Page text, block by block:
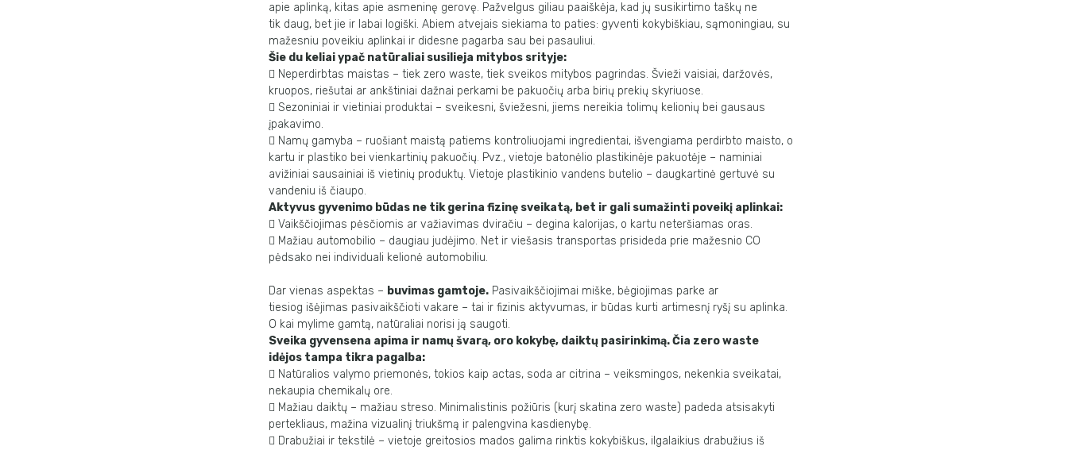
apie aplinką, kitas apie asmeninę gerovę. Pažvelgus giliau paaiškėja, kad jų susikirtimo taškų ne
tik daug, bet jie ir labai logiški. Abiem atvejais siekiama to paties: gyventi kokybiškiau, sąmoningiau, su
mažesniu poveikiu aplinkai ir didesne pagarba sau bei pasauliui.
Šie du keliai ypač natūraliai susilieja mitybos srityje:
 Neperdirbtas maistas – tiek zero waste, tiek sveikos mitybos pagrindas. Švieži vaisiai, daržovės,
kruopos, riešutai ar ankštiniai dažnai perkami be pakuočių arba birių prekių skyriuose.
 Sezoniniai ir vietiniai produktai – sveikesni, šviežesni, jiems nereikia tolimų kelionių bei gausaus
įpakavimo.
 Namų gamyba – ruošiant maistą patiems kontroliuojami ingredientai, išvengiama perdirbto maisto, o
kartu ir plastiko bei vienkartinių pakuočių. Pvz., vietoje batonėlio plastikinėje pakuotėje – naminiai
avižiniai sausainiai iš vietinių produktų. Vietoje plastikinio vandens butelio – daugkartinė gertuvė su
vandeniu iš čiaupo.
Aktyvus gyvenimo būdas ne tik gerina fizinę sveikatą, bet ir gali sumažinti poveikį aplinkai:
 Vaikščiojimas pėsčiomis ar važiavimas dviračiu – degina kalorijas, o kartu neteršiamas oras.
 Mažiau automobilio – daugiau judėjimo. Net ir viešasis transportas prisideda prie mažesnio CO
pėdsako nei individuali kelionė automobiliu.
Dar vienas aspektas – buvimas gamtoje. Pasivaikščiojimai miške, bėgiojimas parke ar
tiesiog išėjimas pasivaikščioti vakare – tai ir fizinis aktyvumas, ir būdas kurti artimesnį ryšį su aplinka.
O kai mylime gamtą, natūraliai norisi ją saugoti.
Sveika gyvensena apima ir namų švarą, oro kokybę, daiktų pasirinkimą. Čia zero waste
idėjos tampa tikra pagalba:
 Natūralios valymo priemonės, tokios kaip actas, soda ar citrina – veiksmingos, nekenkia sveikatai,
nekaupia chemikalų ore.
 Mažiau daiktų – mažiau streso. Minimalistinis požiūris (kurį skatina zero waste) padeda atsisakyti
pertekliaus, mažina vizualinį triukšmą ir palengvina kasdienybę.
 Drabužiai ir tekstilė – vietoje greitosios mados galima rinktis kokybiškus, ilgalaikius drabužius iš